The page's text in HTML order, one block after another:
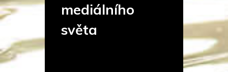
mediálního
světa